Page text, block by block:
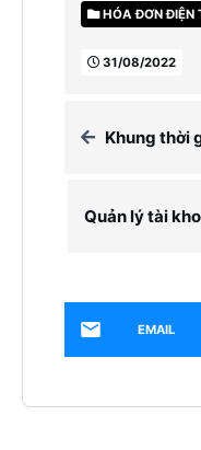
HÓA ĐƠN ĐIỆN
31/08/2022
Khung thời gian
EMAIL